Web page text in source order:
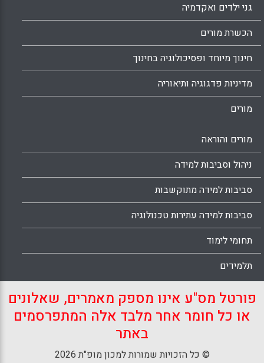
גני ילדים ואקדמיה
הכשרת מורים
חינוך מיוחד ופסיכולוגיה בחינוך
מדיניות פדגוגיה ותיאוריה
מורים
מורים והוראה
ניהול וסביבות למידה
סביבות למידה מתוקשבות
סביבות למידה עתירות טכנולוגיה
תחומי לימוד
תלמידים
פורטל מס"ע אינו מספק מאמרים, שאלונים
או כל חומר אחר מלבד אלה המתפרסמים
באתר
© כל הזכויות שמורות למכון מופ"ת 2026